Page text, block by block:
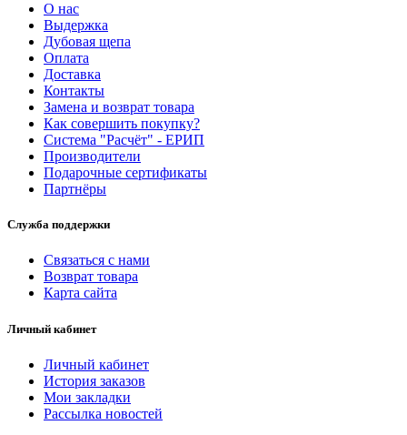
О нас
Выдержка
Дубовая щепа
Оплата
Доставка
Контакты
Замена и возврат товара
Как совершить покупку?
Система "Расчёт" - ЕРИП
Производители
Подарочные сертификаты
Партнёры
Служба поддержки
Связаться с нами
Возврат товара
Карта сайта
Личный кабинет
Личный кабинет
История заказов
Мои закладки
Рассылка новостей